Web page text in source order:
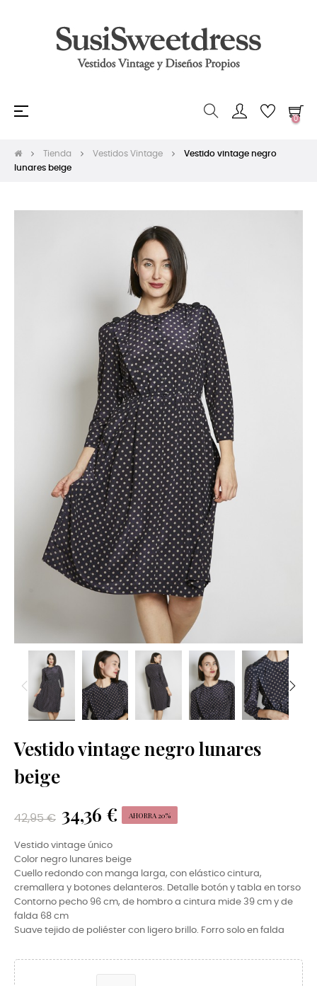
Navegación
☰
0
Tienda Vestidos Vintage
Vestido vintage negro
lunares beige
Vestido vintage negro lunares
beige
42,95 € 34,36 € AHORRA 20%
Vestido vintage único
Color negro lunares beige
Cuello redondo con manga larga, con elástico cintura,
cremallera y botones delanteros. Detalle botón y tabla en torso
Contorno pecho 96 cm, de hombro a cintura mide 39 cm y de
falda 68 cm
Suave tejido de poliéster con ligero brillo. Forro solo en falda